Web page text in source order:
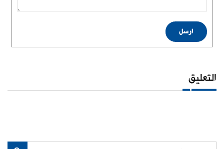
ارسل
التعليق